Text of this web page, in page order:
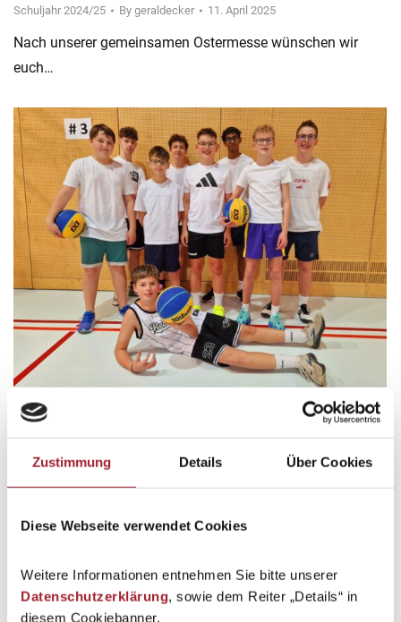
Zustimmung Details Über Cookies
Diese Webseite verwendet Cookies
Weitere Informationen entnehmen Sie bitte unserer
Datenschutzerklärung, sowie dem Reiter „Details“ in
diesem Cookiebanner.
Schuljahr 2024/25 By geraldecker 11. April 2025
Nach unserer gemeinsamen Ostermesse wünschen wir
euch…
3×3-Basketball-Landesmeisterschaften
Am 10. April 2025 nahm unsere Schule zum ersten Mal an